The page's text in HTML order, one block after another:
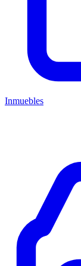
Inmuebles